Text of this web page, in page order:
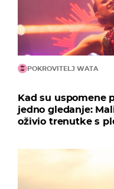
POKROVITELJ WATA
Kad su uspomene
jedno gledanje:
oživio trenutke s